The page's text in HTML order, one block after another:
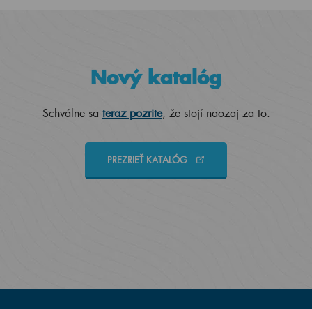
Nový katalóg
Schválne sa teraz pozrite, že stojí naozaj za to.
PREZRIEŤ KATALÓG